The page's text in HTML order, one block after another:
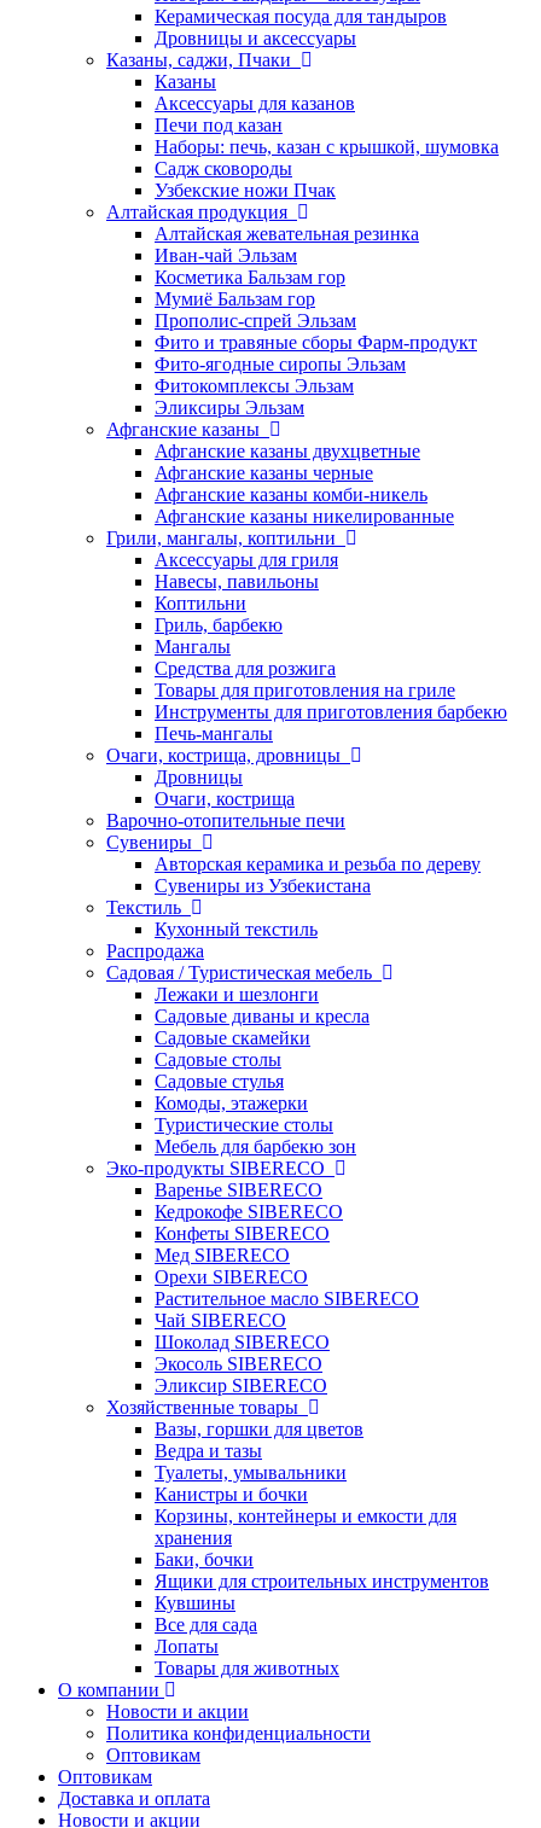
Керамическая посуда для тандыров
Дровницы и аксессуары
Казаны, саджи, Пчаки
Казаны
Аксессуары для казанов
Печи под казан
Наборы: печь, казан с крышкой, шумовка
Садж сковороды
Узбекские ножи Пчак
Алтайская продукция
Алтайская жевательная резинка
Иван-чай Эльзам
Косметика Бальзам гор
Мумиё Бальзам гор
Прополис-спрей Эльзам
Фито и травяные сборы Фарм-продукт
Фито-ягодные сиропы Эльзам
Фитокомплексы Эльзам
Эликсиры Эльзам
Афганские казаны
Афганские казаны двухцветные
Афганские казаны черные
Афганские казаны комби-никель
Афганские казаны никелированные
Грили, мангалы, коптильни
Аксессуары для гриля
Навесы, павильоны
Коптильни
Гриль, барбекю
Мангалы
Средства для розжига
Товары для приготовления на гриле
Инструменты для приготовления барбекю
Печь-мангалы
Очаги, кострища, дровницы
Дровницы
Очаги, кострища
Варочно-отопительные печи
Сувениры
Авторская керамика и резьба по дереву
Сувениры из Узбекистана
Текстиль
Кухонный текстиль
Распродажа
Садовая / Туристическая мебель
Лежаки и шезлонги
Садовые диваны и кресла
Садовые скамейки
Садовые столы
Садовые стулья
Комоды, этажерки
Туристические столы
Мебель для барбекю зон
Эко-продукты SIBERECO
Варенье SIBERECO
Кедрокофе SIBERECO
Конфеты SIBERECO
Мед SIBERECO
Орехи SIBERECO
Растительное масло SIBERECO
Чай SIBERECO
Шоколад SIBERECO
Экосоль SIBERECO
Эликсир SIBERECO
Хозяйственные товары
Вазы, горшки для цветов
Ведра и тазы
Туалеты, умывальники
Канистры и бочки
Корзины, контейнеры и емкости для
хранения
Баки, бочки
Ящики для строительных инструментов
Кувшины
Все для сада
Лопаты
Товары для животных
О компании
Новости и акции
Политика конфиденциальности
Оптовикам
Оптовикам
Доставка и оплата
Новости и акции